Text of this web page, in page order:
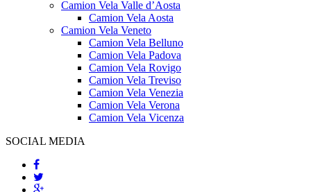
Camion Vela Valle d’Aosta
Camion Vela Aosta
Camion Vela Veneto
Camion Vela Belluno
Camion Vela Padova
Camion Vela Rovigo
Camion Vela Treviso
Camion Vela Venezia
Camion Vela Verona
Camion Vela Vicenza
SOCIAL MEDIA